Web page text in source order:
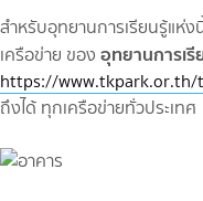
สำหรับอุทยานการเรียนรู้แห่
เครือข่าย ของ อุทยานการเรี
https://www.tkpark.or.th/
ถึงได้ ทุกเครือข่ายทั่วประเทศ